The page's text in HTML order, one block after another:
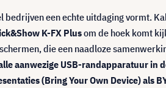
een echte uitdaging vormt.
K-FX Plusom de hoek komt
die een naadloze
aanwezige USB-randapparatuur in
(Bring Your Own Device) als